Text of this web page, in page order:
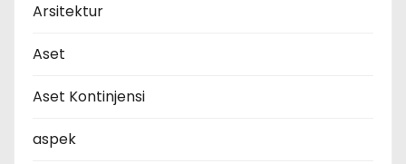
Arsitektur
Aset
Aset Kontinjensi
aspek